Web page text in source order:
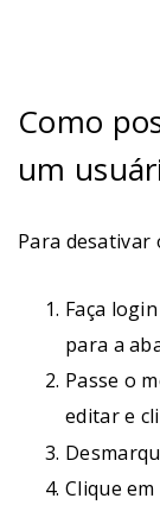
Como
um
Para desativar
Faça
para a
Passe o
editar e
Clique